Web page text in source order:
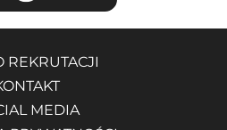
REKRUTACJI
MEDIA